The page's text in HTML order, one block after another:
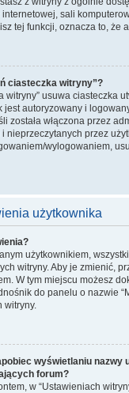
sali
tej funkcji, oznacza to, że
ciasteczka witryny”?
witryny” usuwa ciasteczka
jest autoryzowany i
została włączona przez
nieprzeczytanych przez
wylogowaniem,
użytkownika
użytkownikiem,
witryny. Aby je zmienić,
W tym miejscu możesz
do panelu o nazwie
witryny.
wyświetlaniu nazwy
forum?
w “Ustawieniach